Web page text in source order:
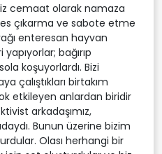
cemaat olarak namaza
çıkarma ve sabote etme
enteresan hayvan
bağırıp
koşuyorlardı. Bizi
çalıştıkları birtakım
etkileyen anlardan biridir
arkadaşımız,
Bunun üzerine bizim
Olası herhangi bir